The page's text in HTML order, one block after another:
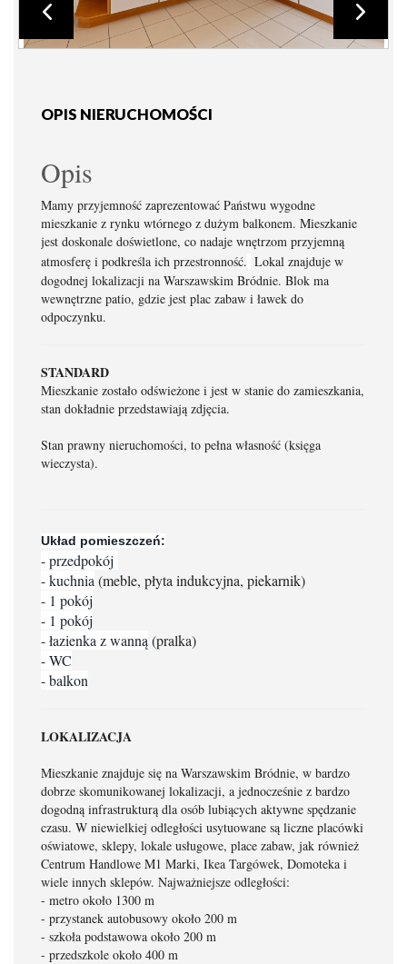
OPIS NIERUCHOMOŚCI
Opis
Mamy przyjemność zaprezentować Państwu wygodne
mieszkanie z rynku wtórnego z dużym balkonem. Mieszkanie
jest doskonale doświetlone, co nadaje wnętrzom przyjemną
atmosferę i podkreśla ich przestronność. Lokal znajduje w
dogodnej lokalizacji na Warszawskim Bródnie. Blok ma
wewnętrzne patio, gdzie jest plac zabaw i ławek do
odpoczynku.
STANDARD
Mieszkanie zostało odświeżone i jest w stanie do zamieszkania,
stan dokładnie przedstawiają zdjęcia.
Stan prawny nieruchomości, to pełna własność (księga
wieczysta).
Układ pomieszczeń:
- przedpokój
- kuchnia (meble, płyta indukcyjna, piekarnik)
- 1 pokój
- 1 pokój
- łazienka z wanną(pralka)
- WC
- balkon
LOKALIZACJA
Mieszkanie znajduje się na Warszawskim Bródnie, w bardzo
dobrze skomunikowanej lokalizacji, a jednocześnie z bardzo
dogodną infrastrukturą dla osób lubiących aktywne spędzanie
czasu. W niewielkiej odległości usytuowane są liczne placówki
oświatowe, sklepy, lokale usługowe, place zabaw, jak również
Centrum Handlowe M1 Marki, Ikea Targówek, Domoteka i
wiele innych sklepów. Najważniejsze odległości:
- metro około 1300 m
- przystanek autobusowy około 200 m
- szkoła podstawowa około 200 m
- przedszkole około 400 m